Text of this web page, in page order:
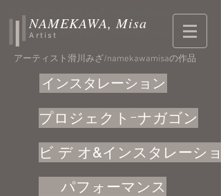
​滑川みざ/なめかわみさ/MisaNamekawa
​滑川みざ/なめかわみさ/MisaNamekawa
NAMEKAWA, Misa
Artist
アーティスト滑川みざ/namekawamisaの作品
インスタレーション
プロジェクトｰナガゴン
ビ デ オ&インスタレーシ
パフォーマンス